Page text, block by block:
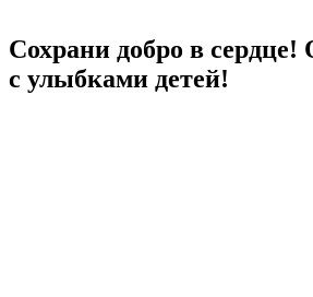
Сохрани добро в сердце!
с улыбками детей!